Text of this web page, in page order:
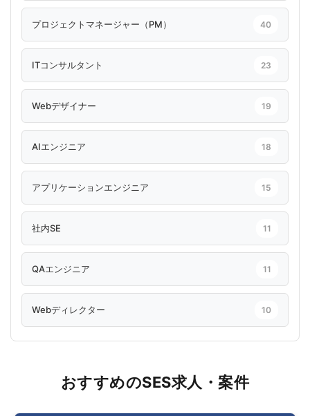
プロジェクトマネージャー（PM） 40
ITコンサルタント 23
Webデザイナー 19
AIエンジニア 18
アプリケーションエンジニア 15
社内SE 11
QAエンジニア 11
Webディレクター 10
おすすめのSES求人・案件